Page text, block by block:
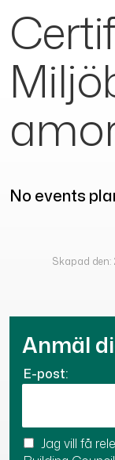
No events
Skapad den:
Anmäl
E-post:
Jag vill få